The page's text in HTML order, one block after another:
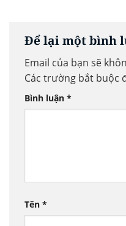
Để lại một bình
Email của bạn sẽ
Các trường bắt buộc
Bình luận *
Tên *